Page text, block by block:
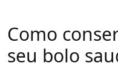
Como
seu bolo